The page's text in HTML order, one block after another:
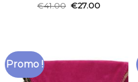
€41.00 €27.00
Promo !